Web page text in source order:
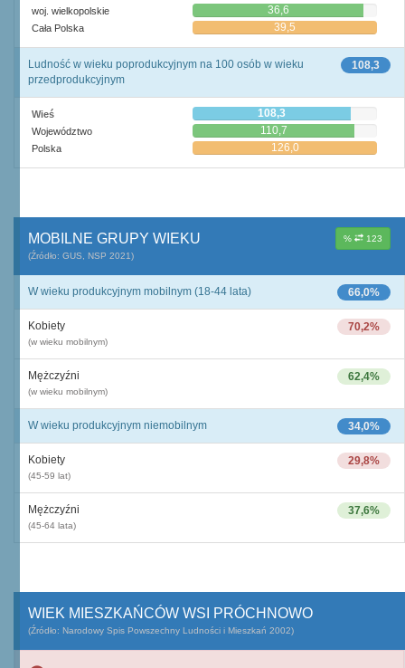
woj. wielkopolskie 36,6
Cała Polska 39,5
108,3
Ludność w wieku poprodukcyjnym na 100 osób w wieku
przedprodukcyjnym
Wieś 108,3
Województwo 110,7
Polska 126,0
% 123
MOBILNE GRUPY WIEKU
(Źródło: GUS, NSP 2021)
66,0%
W wieku produkcyjnym mobilnym (18-44 lata)
70,2%
Kobiety
(w wieku mobilnym)
62,4%
Mężczyźni
(w wieku mobilnym)
34,0%
W wieku produkcyjnym niemobilnym
29,8%
Kobiety
(45-59 lat)
37,6%
Mężczyźni
(45-64 lata)
WIEK MIESZKAŃCÓW WSI PRÓCHNOWO
(Źródło: Narodowy Spis Powszechny Ludności i Mieszkań 2002)